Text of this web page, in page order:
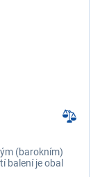
(barokním)
balení je obal